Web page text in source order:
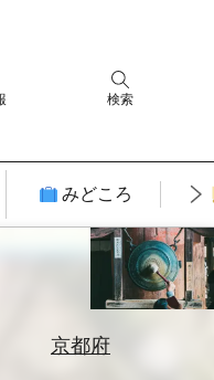
検索
みどころ
京都府